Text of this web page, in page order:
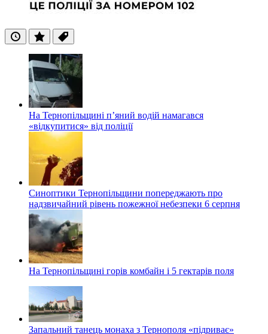
ОстанніПопулярні
Теги
На Тернопільщині п’яний водій намагався
«відкупитися» від поліції
Синоптики Тернопільщини попереджають про
надзвичайний рівень пожежної небезпеки 6 серпня
На Тернопільщині горів комбайн і 5 гектарів поля
Запальний танець монаха з Тернополя «підриває»